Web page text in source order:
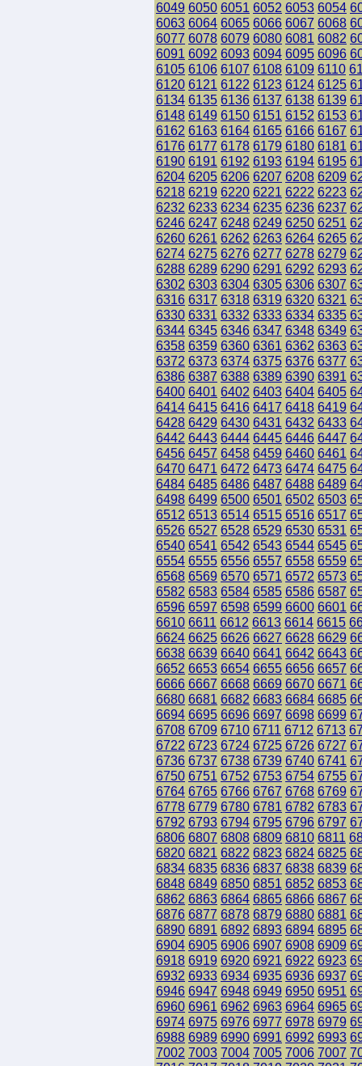
6049 6050 6051 6052 6053 6054
6063 6064 6065 6066 6067 6068
6077 6078 6079 6080 6081 6082
6091 6092 6093 6094 6095 6096
6105 6106 6107 6108 6109 6110
6120 6121 6122 6123 6124 6125
6134 6135 6136 6137 6138 6139
6148 6149 6150 6151 6152 6153
6162 6163 6164 6165 6166 6167
6176 6177 6178 6179 6180 6181
6190 6191 6192 6193 6194 6195
6204 6205 6206 6207 6208 6209
6218 6219 6220 6221 6222 6223
6232 6233 6234 6235 6236 6237
6246 6247 6248 6249 6250 6251
6260 6261 6262 6263 6264 6265
6274 6275 6276 6277 6278 6279
6288 6289 6290 6291 6292 6293
6302 6303 6304 6305 6306 6307
6316 6317 6318 6319 6320 6321
6330 6331 6332 6333 6334 6335
6344 6345 6346 6347 6348 6349
6358 6359 6360 6361 6362 6363
6372 6373 6374 6375 6376 6377
6386 6387 6388 6389 6390 6391
6400 6401 6402 6403 6404 6405
6414 6415 6416 6417 6418 6419
6428 6429 6430 6431 6432 6433
6442 6443 6444 6445 6446 6447
6456 6457 6458 6459 6460 6461
6470 6471 6472 6473 6474 6475
6484 6485 6486 6487 6488 6489
6498 6499 6500 6501 6502 6503
6512 6513 6514 6515 6516 6517
6526 6527 6528 6529 6530 6531
6540 6541 6542 6543 6544 6545
6554 6555 6556 6557 6558 6559
6568 6569 6570 6571 6572 6573
6582 6583 6584 6585 6586 6587
6596 6597 6598 6599 6600 6601
6610 6611 6612 6613 6614 6615
6624 6625 6626 6627 6628 6629
6638 6639 6640 6641 6642 6643
6652 6653 6654 6655 6656 6657
6666 6667 6668 6669 6670 6671
6680 6681 6682 6683 6684 6685
6694 6695 6696 6697 6698 6699
6708 6709 6710 6711 6712 6713
6722 6723 6724 6725 6726 6727
6736 6737 6738 6739 6740 6741
6750 6751 6752 6753 6754 6755
6764 6765 6766 6767 6768 6769
6778 6779 6780 6781 6782 6783
6792 6793 6794 6795 6796 6797
6806 6807 6808 6809 6810 6811
6820 6821 6822 6823 6824 6825
6834 6835 6836 6837 6838 6839
6848 6849 6850 6851 6852 6853
6862 6863 6864 6865 6866 6867
6876 6877 6878 6879 6880 6881
6890 6891 6892 6893 6894 6895
6904 6905 6906 6907 6908 6909
6918 6919 6920 6921 6922 6923
6932 6933 6934 6935 6936 6937
6946 6947 6948 6949 6950 6951
6960 6961 6962 6963 6964 6965
6974 6975 6976 6977 6978 6979
6988 6989 6990 6991 6992 6993
7002 7003 7004 7005 7006 7007